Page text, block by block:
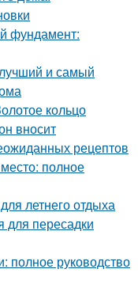
фундамент:
и самый
кольцо
вносит
рецептов
полное
летнего отдыха
для пересадки
полное руководство